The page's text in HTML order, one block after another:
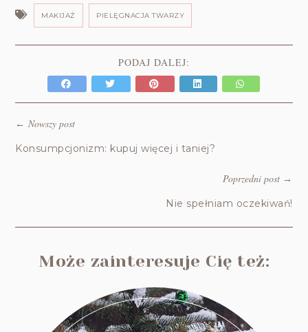
MAKIJAŻ PIELĘGNACJA TWARZY
PODAJ DALEJ:
←Nowszy post
Konsumpcjonizm: kupuj więcej i taniej?
Poprzedni post→
Nie spełniam oczekiwań!
Może zainteresuje Cię też: